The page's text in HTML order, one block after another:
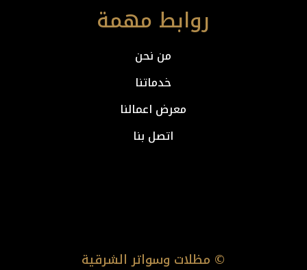
روابط مهمة
من نحن
خدماتنا
معرض اعمالنا
اتصل بنا
© مظلات وسواتر الشرقية